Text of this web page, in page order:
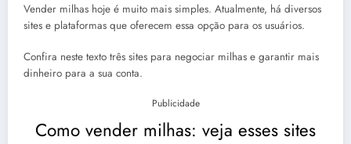
Vender milhas hoje é muito mais simples. Atualmente, há diversos
sites e plataformas que oferecem essa opção para os usuários.
Confira neste texto três sites para negociar milhas e garantir mais
dinheiro para a sua conta.
Publicidade
Como vender milhas: veja esses sites